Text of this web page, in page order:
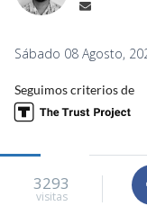
Sábado 08 Agosto,
Seguimos criterios de
3293
visitas